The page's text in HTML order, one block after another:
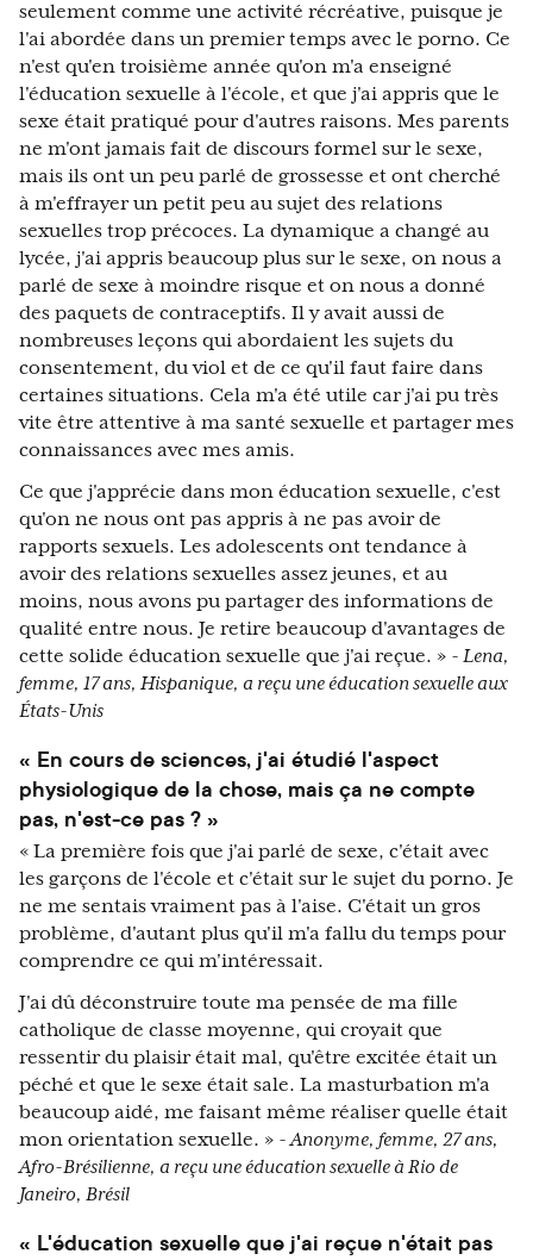
seulement comme une activité récréative, puisque je
l'ai abordée dans un premier temps avec le porno. Ce
n'est qu'en troisième année qu'on m'a enseigné
l'éducation sexuelle à l'école, et que j'ai appris que le
sexe était pratiqué pour d'autres raisons. Mes parents
ne m'ont jamais fait de discours formel sur le sexe,
mais ils ont un peu parlé de grossesse et ont cherché
à m'effrayer un petit peu au sujet des relations
sexuelles trop précoces. La dynamique a changé au
lycée, j'ai appris beaucoup plus sur le sexe, on nous a
parlé de sexe à moindre risque et on nous a donné
des paquets de contraceptifs. Il y avait aussi de
nombreuses leçons qui abordaient les sujets du
consentement, du viol et de ce qu'il faut faire dans
certaines situations. Cela m'a été utile car j'ai pu très
vite être attentive à ma santé sexuelle et partager mes
connaissances avec mes amis.
Ce que j'apprécie dans mon éducation sexuelle, c'est
qu'on ne nous ont pas appris à ne pas avoir de
rapports sexuels. Les adolescents ont tendance à
avoir des relations sexuelles assez jeunes, et au
moins, nous avons pu partager des informations de
qualité entre nous. Je retire beaucoup d'avantages de
cette solide éducation sexuelle que j'ai reçue. » - Lena,
femme, 17 ans, Hispanique, a reçu une éducation sexuelle aux
États-Unis
« En cours de sciences, j'ai étudié l'aspect
physiologique de la chose, mais ça ne compte
pas, n'est-ce pas ? »
« La première fois que j'ai parlé de sexe, c'était avec
les garçons de l'école et c'était sur le sujet du porno. Je
ne me sentais vraiment pas à l'aise. C'était un gros
problème, d'autant plus qu'il m'a fallu du temps pour
comprendre ce qui m'intéressait.
J'ai dû déconstruire toute ma pensée de ma fille
catholique de classe moyenne, qui croyait que
ressentir du plaisir était mal, qu'être excitée était un
péché et que le sexe était sale. La masturbation m'a
beaucoup aidé, me faisant même réaliser quelle était
mon orientation sexuelle. » - Anonyme, femme, 27 ans,
Afro-Brésilienne, a reçu une éducation sexuelle à Rio de
Janeiro, Brésil
« L'éducation sexuelle que j'ai reçue n'était pas